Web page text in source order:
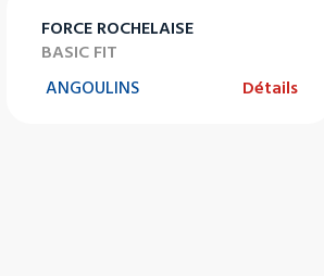
FORCE ROCHELAISE
BASIC FIT
ANGOULINS
Détails